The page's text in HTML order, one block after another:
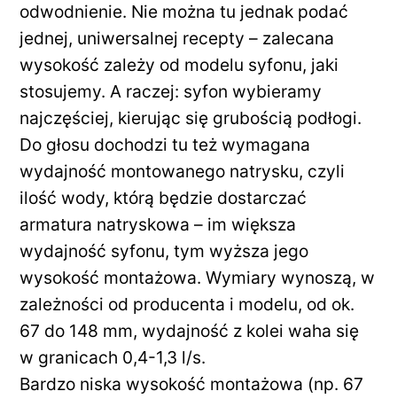
odwodnienie. Nie można tu jednak podać
jednej, uniwersalnej recepty – zalecana
wysokość zależy od modelu syfonu, jaki
stosujemy. A raczej: syfon wybieramy
najczęściej, kierując się grubością podłogi.
Do głosu dochodzi tu też wymagana
wydajność montowanego natrysku, czyli
ilość wody, którą będzie dostarczać
armatura natryskowa – im większa
wydajność syfonu, tym wyższa jego
wysokość montażowa. Wymiary wynoszą, w
zależności od producenta i modelu, od ok.
67 do 148 mm, wydajność z kolei waha się
w granicach 0,4-1,3 l/s.
Bardzo niska wysokość montażowa (np. 67